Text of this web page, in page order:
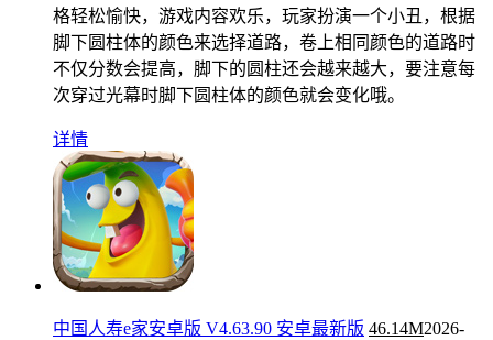
格轻松愉快，游戏内容欢乐，玩家扮演一个小丑，根据
脚下圆柱体的颜色来选择道路，卷上相同颜色的道路时
不仅分数会提高，脚下的圆柱还会越来越大，要注意每
次穿过光幕时脚下圆柱体的颜色就会变化哦。
详情
中国人寿e家安卓版 V4.63.90 安卓最新版 46.14M2026-